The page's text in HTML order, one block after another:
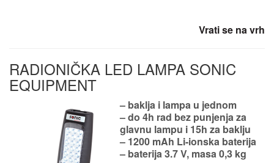
Vrati se na vrh
RADIONIČKA LED LAMPA SONIC
EQUIPMENT
– baklja i lampa u jednom
– do 4h rad bez punjenja za
glavnu lampu i 15h za baklju
– 1200 mAh Li-ionska baterija
– baterija 3.7 V, masa 0,3 kg